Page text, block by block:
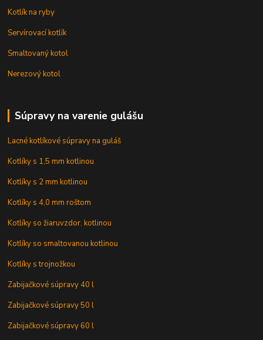
Kotlík na ryby
Servírovací kotlík
Smaltovaný kotol
Nerezový kotol
Súpravy na varenie gulášu
Lacné kotlíkové súpravy na guláš
Kotlíky s 1,5 mm kotlinou
Kotlíky s 2 mm kotlinou
Kotlíky s 4,0 mm roštom
Kotlíky so žiaruvzdor. kotlinou
Kotlíky so smaltovanou kotlinou
Kotlíky s trojnožkou
Zabijačkové súpravy 40 l
Zabijačkové súpravy 50 l
Zabijačkové súpravy 60 l